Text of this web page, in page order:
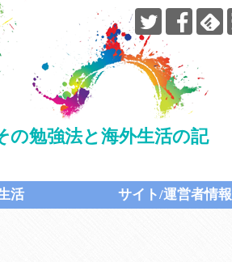
の勉強法と海外生活の記
活 サイト/運営者情報